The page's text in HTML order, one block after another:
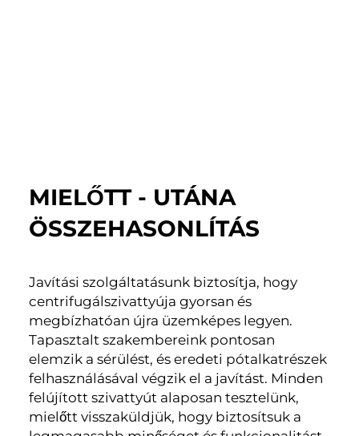
MIELŐTT - UTÁNA
ÖSSZEHASONLÍTÁS
Javítási szolgáltatásunk biztosítja, hogy
centrifugálszivattyúja gyorsan és
megbízhatóan újra üzemképes legyen.
Tapasztalt szakembereink pontosan
elemzik a sérülést, és eredeti pótalkatrészek
felhasználásával végzik el a javítást. Minden
felújított szivattyút alaposan tesztelünk,
mielőtt visszaküldjük, hogy biztosítsuk a